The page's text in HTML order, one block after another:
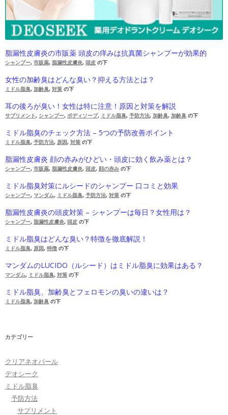
脂漏性皮膚炎の市販薬 頭皮の痒みは抗真菌シャンプーが効果的
シャンプー, 市販薬, 脂漏性皮膚炎, 頭皮 の下
女性の加齢臭はどんな臭い？抑える方法とは？
ミドル脂臭, 加齢臭, 対策 の下
耳の後ろが臭い！女性は特に注意！原因と対策を解説
サプリメント, シャンプー, ボディソープ, ミドル脂臭, 予防方法, 加齢臭, 加齢臭 の下
ミドル脂臭のチェック方法 – 5つの予防改善ポイント
ミドル脂臭, 予防方法, 原因, 対策 の下
脂漏性皮膚炎 顔の赤みがひどい・頭皮に効く飲み薬とは？
シャンプー, 市販薬, 脂漏性皮膚炎, 頭皮, 顔の赤み の下
ミドル脂臭対策にルシードのシャンプー 口コミと効果
シャンプー, マンダム, ミドル脂臭, 予防方法, 対策 の下
脂漏性皮膚炎の頭皮対策 – シャンプーは毎日？女性用は？
シャンプー, 脂漏性皮膚炎, 頭皮 の下
ミドル脂臭はどんな臭い？特徴を徹底解説！
ミドル脂臭, 原因, 特徴 の下
マンダムのLUCIDO（ルシード）はミドル脂臭に効果はある？
マンダム, ミドル脂臭, 対策 の下
ミドル脂臭、加齢臭とフェロモンの臭いの違いは？
ミドル脂臭, 加齢臭 の下
カテゴリー
クリアネオパール
デオシーク
ミドル脂臭
予防方法
サプリメント